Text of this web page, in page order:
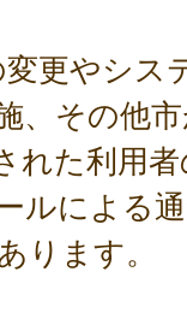
更やシス
、その他
れた利用
ルによる
ります。